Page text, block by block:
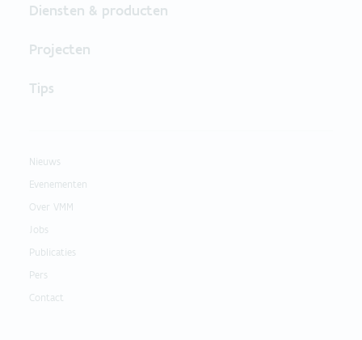
Diensten & producten
Projecten
Tips
Nieuws
Evenementen
Over VMM
Jobs
Publicaties
Pers
Contact